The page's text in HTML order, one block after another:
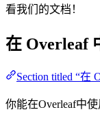
看我们的文档！
在 Overleaf
Section titled “在
你能在Overleaf中使